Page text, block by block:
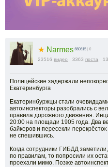
★ Narmes 660615 | 0
23516 видео 3363 поста 13
Полицейские задержали
Екатеринбурга
Екатеринбуржцы стали
автоинспекторы разобрались с
правила дорожного движения.
20:00 на площади 1905 года. Два
байкеров и пересекли
не спешившись.
Когда сотрудники ГИБДД
по правилам, то попросили их
проехали мимо. Позже